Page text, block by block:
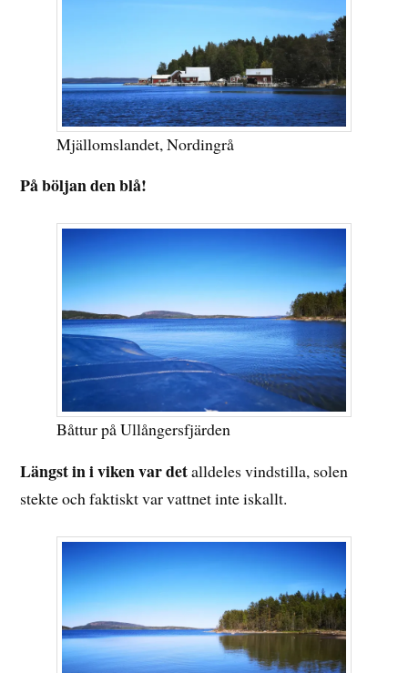
Mjällomslandet, Nordingrå
På böljan den blå!
Båttur på Ullångersfjärden
Längst in i viken var detalldeles vindstilla, solen
stekte och faktiskt var vattnet inte iskallt.